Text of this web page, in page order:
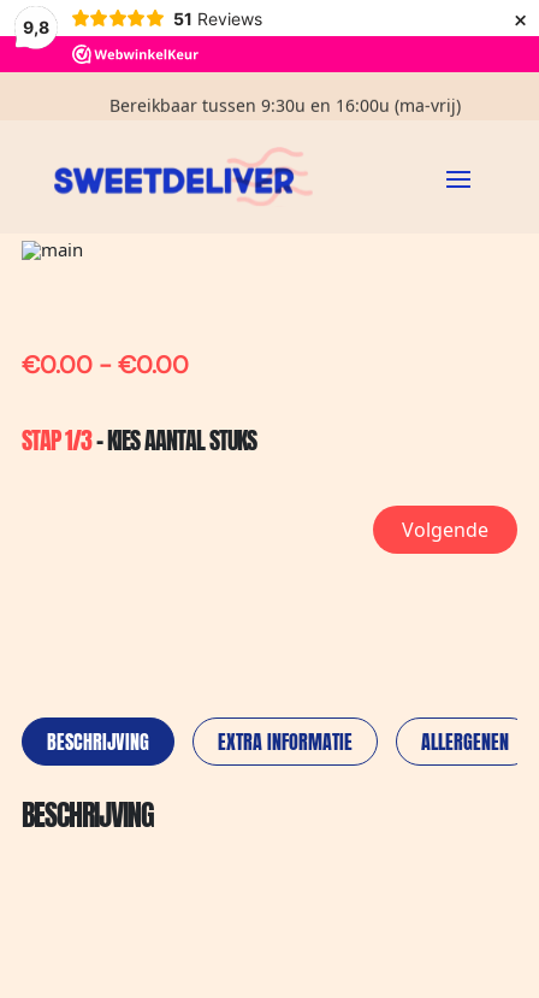
9,8 51 Reviews ×
€ 3,95 verzendkosten in NL
Bereikbaar tussen 9:30u en 16:00u (ma-vrij)
Gratis handgeschreven kaartje
Home / Samenstellen
€0.00 - €0.00
STAP 1/3- KIES AANTAL STUKS
Volgende
BESCHRIJVING EXTRA INFORMATIE ALLERGENEN
BESCHRIJVING